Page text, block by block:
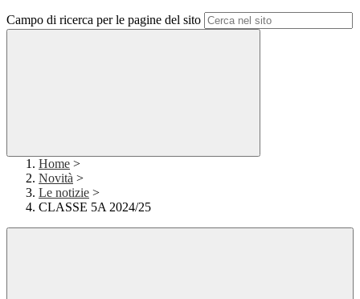
Campo di ricerca per le pagine del sito
Home >
Novità >
Le notizie >
CLASSE 5A 2024/25